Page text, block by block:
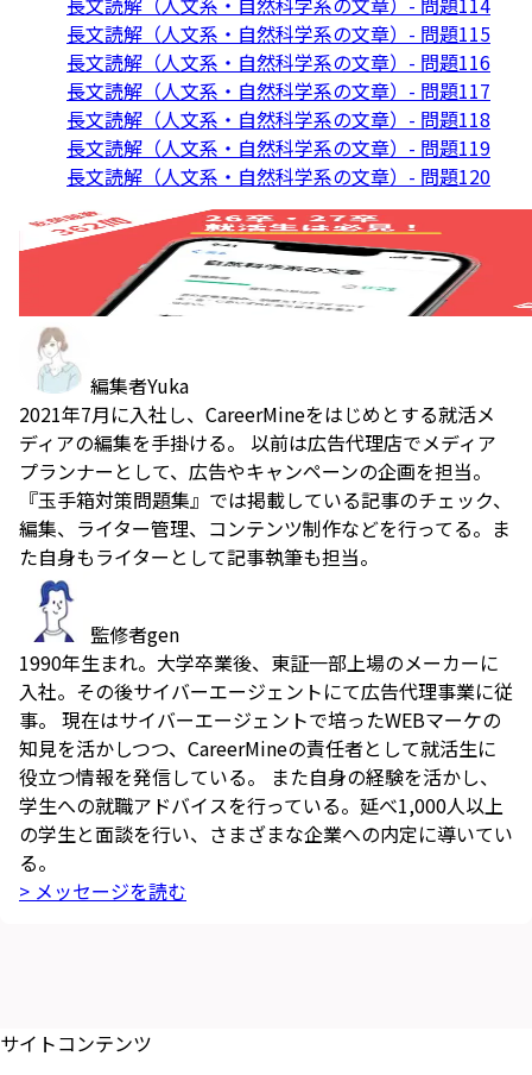
長文読解（人文系・自然科学系の文章）- 問題115
長文読解（人文系・自然科学系の文章）- 問題116
長文読解（人文系・自然科学系の文章）- 問題117
長文読解（人文系・自然科学系の文章）- 問題118
長文読解（人文系・自然科学系の文章）- 問題119
長文読解（人文系・自然科学系の文章）- 問題120
編集者Yuka
2021年7月に入社し、CareerMineをはじめとする就活メ
ディアの編集を手掛ける。 以前は広告代理店でメディア
プランナーとして、広告やキャンペーンの企画を担当。
『玉手箱対策問題集』では掲載している記事のチェック、
編集、ライター管理、コンテンツ制作などを行ってる。ま
た自身もライターとして記事執筆も担当。
監修者gen
1990年生まれ。大学卒業後、東証一部上場のメーカーに
入社。その後サイバーエージェントにて広告代理事業に従
事。 現在はサイバーエージェントで培ったWEBマーケの
知見を活かしつつ、CareerMineの責任者として就活生に
役立つ情報を発信している。 また自身の経験を活かし、
学生への就職アドバイスを行っている。延べ1,000人以上
の学生と面談を行い、さまざまな企業への内定に導いてい
る。
> メッセージを読む
サイトコンテンツ